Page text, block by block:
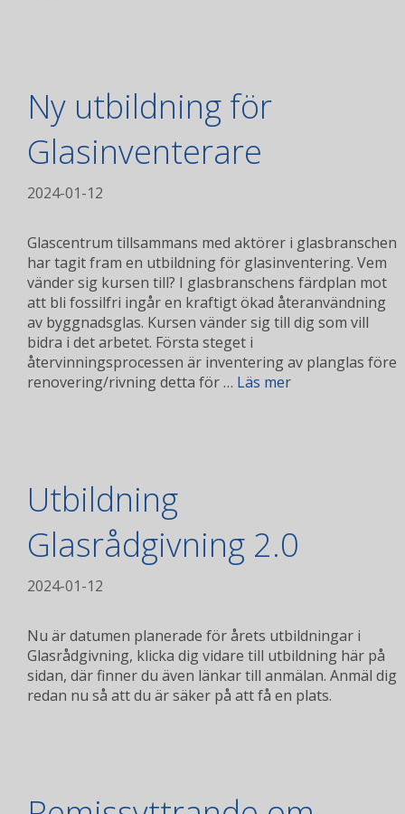
Ny utbildning för
Glasinventerare
2024-01-12
Glascentrum tillsammans med aktörer i glasbranschen
har tagit fram en utbildning för glasinventering. Vem
vänder sig kursen till? I glasbranschens färdplan mot
att bli fossilfri ingår en kraftigt ökad återanvändning
av byggnadsglas. Kursen vänder sig till dig som vill
bidra i det arbetet. Första steget i
återvinningsprocessen är inventering av planglas före
renovering/rivning detta för … Läs mer
Utbildning
Glasrådgivning 2.0
2024-01-12
Nu är datumen planerade för årets utbildningar i
Glasrådgivning, klicka dig vidare till utbildning här på
sidan, där finner du även länkar till anmälan. Anmäl dig
redan nu så att du är säker på att få en plats.